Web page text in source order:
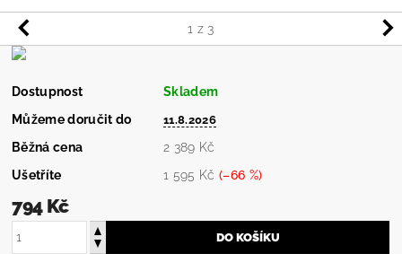
1 z 3
Dostupnost
Skladem
Můžeme doručit do
11.8.2026
Běžná cena
2 389 Kč
Ušetříte
1 595 Kč (–66 %)
794 Kč